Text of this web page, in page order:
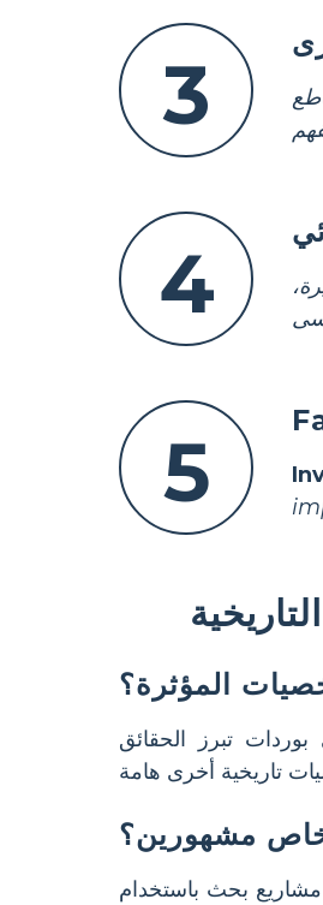
3
4
5
المؤثرة؟
تبرز الحقائق
مشهورين؟
بحث باستخدام